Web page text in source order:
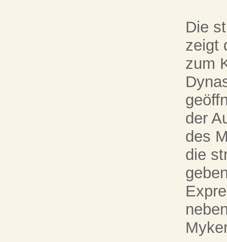
Die
zeigt
zum
der
des
die